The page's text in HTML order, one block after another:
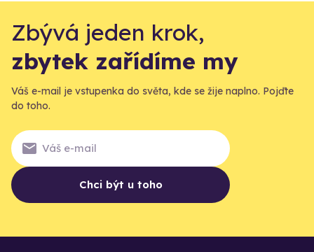
Zbývá jeden krok,
zbytek zařídíme my
Váš e-mail je vstupenka do světa, kde se žije naplno. Pojďte
do toho.
Chci být u toho